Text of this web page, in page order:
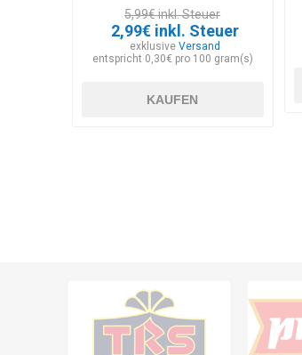
5,99€ inkl. Steuer
2,99€ inkl. Steuer
exklusive Versand
entspricht 0,30€ pro 100 gram(s)
KAUFEN